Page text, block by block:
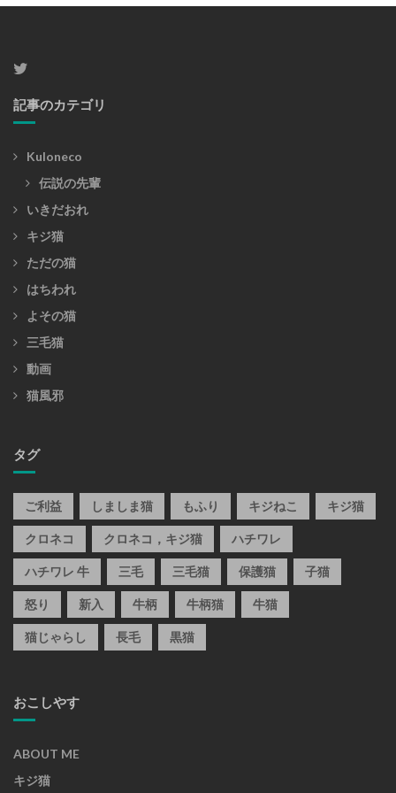
記事のカテゴリ
Kuloneco
伝説の先輩
いきだおれ
キジ猫
ただの猫
はちわれ
よその猫
三毛猫
動画
猫風邪
タグ
ご利益 しましま猫 もふり キジねこ キジ猫
クロネコ クロネコ，キジ猫 ハチワレ
ハチワレ 牛 三毛 三毛猫 保護猫 子猫
怒り 新入 牛柄 牛柄猫 牛猫
猫じゃらし 長毛 黒猫
おこしやす
ABOUT ME
キジ猫